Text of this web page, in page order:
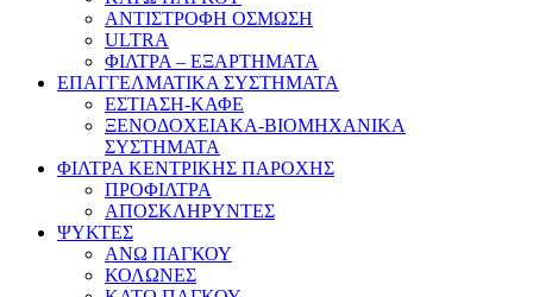
ΑΝΤΙΣΤΡΟΦΗ ΟΣΜΩΣΗ
ULTRA
ΦΙΛΤΡΑ – ΕΞΑΡΤΗΜΑΤΑ
ΕΠΑΓΓΕΛΜΑΤΙΚΑ ΣΥΣΤΗΜΑΤΑ
ΕΣΤΙΑΣΗ-ΚΑΦΕ
ΞΕΝΟΔΟΧΕΙΑΚΑ-ΒΙΟΜΗΧΑΝΙΚΑ
ΣΥΣΤΗΜΑΤΑ
ΦΙΛΤΡΑ ΚΕΝΤΡΙΚΗΣ ΠΑΡΟΧΗΣ
ΠΡΟΦΙΛΤΡΑ
ΑΠΟΣΚΛΗΡΥΝΤΕΣ
ΨΥΚΤΕΣ
ΑΝΩ ΠΑΓΚΟΥ
ΚΟΛΩΝΕΣ